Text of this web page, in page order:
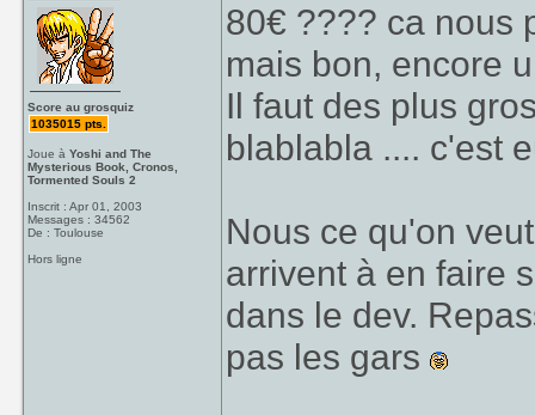
Score au grosquiz
1035015 pts.
Joue àYoshi and The
Mysterious Book, Cronos,
Tormented Souls 2
Inscrit : Apr 01, 2003
Messages : 34562
De : Toulouse
Hors ligne
80€ ???? ca nous
mais bon, encore
Il faut des plus
blablabla .... c'est
Nous ce qu'on
arrivent à en faire
dans le dev.
pas les gars